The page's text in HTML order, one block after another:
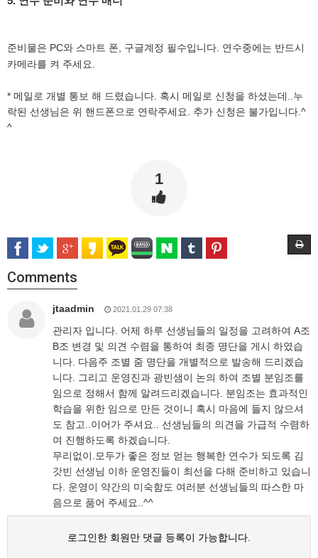
준비물은 PC와 스마트 폰 구글계정 필수입니다 연수중에는 반드시
카메라를 켜 주세요
* 메일로 개별 통보 해 드렸습니다. 혹시 메일로 신청을 하셨는데..누
락된 선생님은 위 핸드폰으로 연락주세요. 추가 신청은 불가입니다.^
^
1
Comments
jtaadmin 2021.01.29 07:38
관리자 입니다. 어제 하루 선생님들의 일정을 고려하여 A조
B조 변경 및 의견 수렴을 통하여 최종 명단을 게시 하였습
니다. 다음주 조별 줌 명단을 개별적으로 발송해 드리겠습
니다. 그리고 운영진과 광빈샘이 논의 하여 조별 분임조를
임으로 정해서 함께 알려드리겠습니다. 분임조는 효과적인
학습을 위한 임으로 만든 것이니 혹시 마음에 들지 않으셔
도 참고..이어가 주셔요.. 선생님들의 의견을 가급적 수렴하
여 진행하도록 하겠습니다.
무리없이.모두가 좋은 정보 얻는 행복한 연수가 되도록 김
갓빈 선생님 이하 운영진들이 최선을 다해 준비하고 있습니
다. 운영이 약간의 미숙함도 여러분 선생님들의 따스한 마
음으로 품어 주세요..^^
로그인한 회원만 댓글 등록이 가능합니다.